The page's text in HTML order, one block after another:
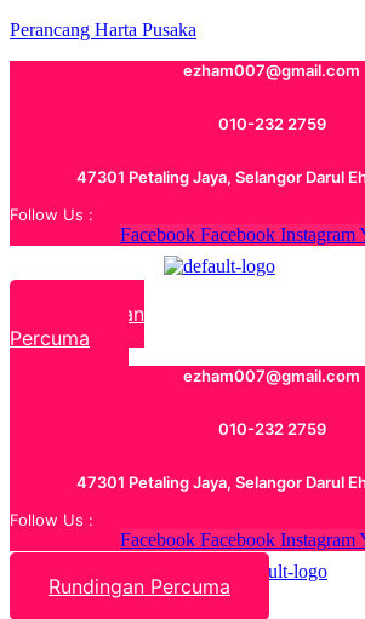
Perancang Harta Pusaka
ezham007@gmail.com
010-232 2759
47301 Petaling Jaya, Selangor Darul
Follow Us :
Facebook Facebook Instagram
Rundingan
Percuma
ezham007@gmail.com
010-232 2759
47301 Petaling Jaya, Selangor Darul
Follow Us :
Facebook Facebook Instagram
Rundingan Percuma